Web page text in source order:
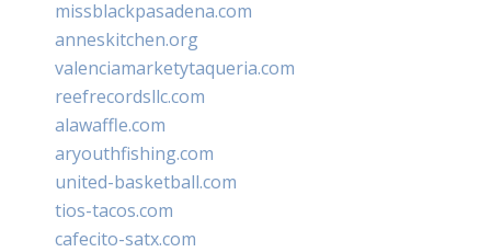
missblackpasadena.com
anneskitchen.org
valenciamarketytaqueria.com
reefrecordsllc.com
alawaffle.com
aryouthfishing.com
united-basketball.com
tios-tacos.com
cafecito-satx.com